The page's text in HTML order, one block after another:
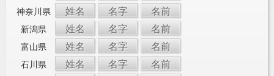
神奈川県 姓名 名字 名前
新潟県 姓名 名字 名前
富山県 姓名 名字 名前
石川県 姓名 名字 名前